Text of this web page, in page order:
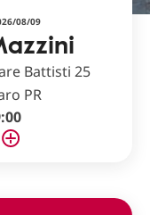
08/09
Battisti 25
PR